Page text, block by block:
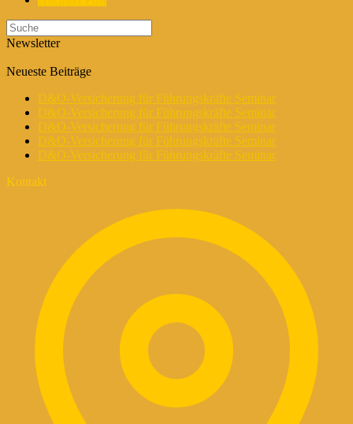
Newsletter
Neueste Beiträge
D&O-Versicherung für Führungskräfte Seminar
D&O-Versicherung für Führungskräfte Seminar
D&O-Versicherung für Führungskräfte Seminar
D&O-Versicherung für Führungskräfte Seminar
D&O-Versicherung für Führungskräfte Seminar
Kontakt